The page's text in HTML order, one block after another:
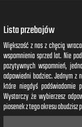
Lista przebojów
Większość z nas z chęcią
wspomnienia sprzed lat. Nie
pozytywnych wspomnień,
odpowiedni bodziec. Jednym z
które niegdyś podświadomie
Wystarczy że wybierzesz
piosenek z tego okresu